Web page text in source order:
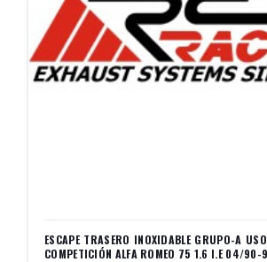
ESCAPE TRASERO INOXIDABLE GRUPO-A
COMPETICIÓN ALFA ROMEO 75 1.6 I.E 04/90-